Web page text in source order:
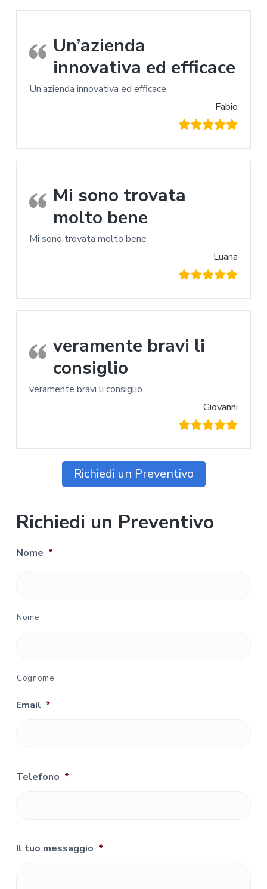
Un’azienda
innovativa ed efficace
Un’azienda innovativa ed efficace
Fabio
Mi sono trovata
molto bene
Mi sono trovata molto bene
Luana
veramente bravi li
consiglio
veramente bravi li consiglio
Giovanni
Richiedi un Preventivo
Richiedi un Preventivo
Nome *
Nome
Cognome
Email *
Telefono *
Il tuo messaggio *